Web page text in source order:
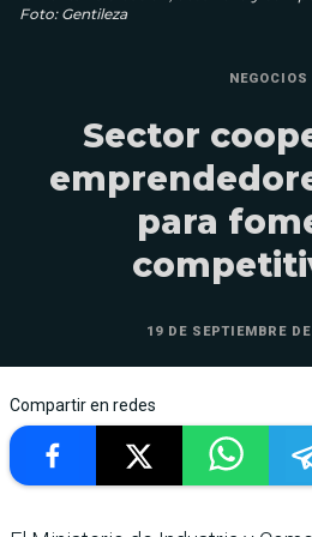
Foto: Gentileza
NEGOCIOS
Sector
para
19 DE SEPTIEMBRE
Compartir en redes